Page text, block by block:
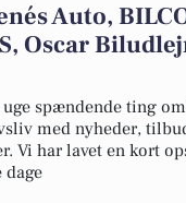
Auto,
Oscar
uge spændende ting
med nyheder,
Vi har lavet en kort
dage